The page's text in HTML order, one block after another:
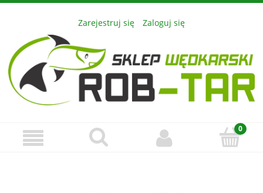
Zarejestruj się Zaloguj się